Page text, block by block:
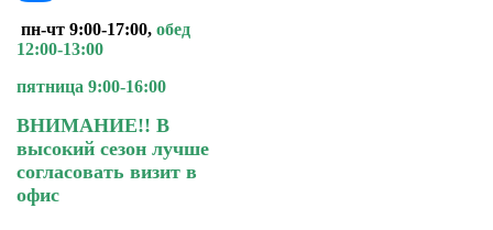
пн-чт 9:00-17:00, обед
12:00-13:00
пятница 9:00-16:00
ВНИМАНИЕ!! В
высокий сезон лучше
согласовать визит в
офис